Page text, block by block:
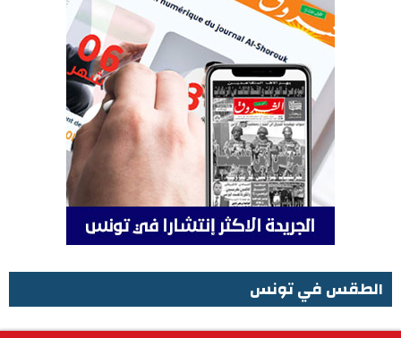
الطقس في تونس